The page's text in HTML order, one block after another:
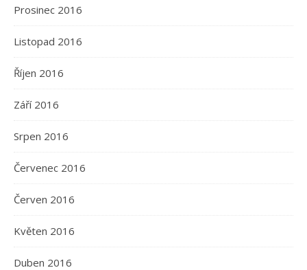
Prosinec 2016
Listopad 2016
Říjen 2016
Září 2016
Srpen 2016
Červenec 2016
Červen 2016
Květen 2016
Duben 2016